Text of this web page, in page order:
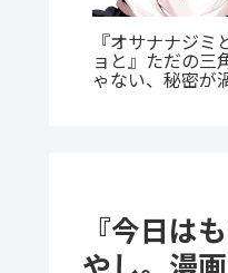
『捕虜英雄』完
最底辺から駆け
高のカタルシス
『今日は
やし。漫